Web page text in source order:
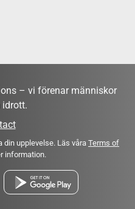
– vi förenar människor
idrott.
din upplevelse. Läs våra Terms of
information.